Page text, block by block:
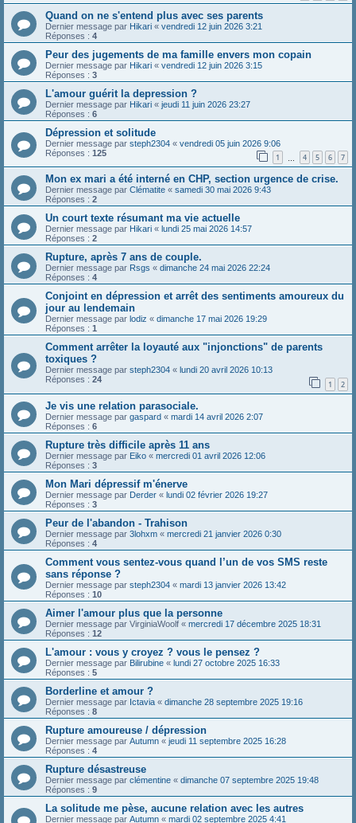
Quand on ne s'entend plus avec ses parents
Dernier message par Hikari « vendredi 12 juin 2026 3:21
Réponses : 4
Peur des jugements de ma famille envers mon copain
Dernier message par Hikari « vendredi 12 juin 2026 3:15
Réponses : 3
L'amour guérit la depression ?
Dernier message par Hikari « jeudi 11 juin 2026 23:27
Réponses : 6
Dépression et solitude
Dernier message par steph2304 « vendredi 05 juin 2026 9:06
Réponses : 125 1 4 5 6 7
Mon ex mari a été interné en CHP, section urgence de crise.
Dernier message par Clématite « samedi 30 mai 2026 9:43
Réponses : 2
Un court texte résumant ma vie actuelle
Dernier message par Hikari « lundi 25 mai 2026 14:57
Réponses : 2
Rupture, après 7 ans de couple.
Dernier message par Rsgs « dimanche 24 mai 2026 22:24
Réponses : 4
Conjoint en dépression et arrêt des sentiments amoureux du
jour au lendemain
Dernier message par lodiz « dimanche 17 mai 2026 19:29
Réponses : 1
Comment arrêter la loyauté aux "injonctions" de parents
toxiques ?
Dernier message par steph2304 « lundi 20 avril 2026 10:13
Réponses : 24 1 2
Je vis une relation parasociale.
Dernier message par gaspard « mardi 14 avril 2026 2:07
Réponses : 6
Rupture très difficile après 11 ans
Dernier message par Eiko « mercredi 01 avril 2026 12:06
Réponses : 3
Mon Mari dépressif m'énerve
Dernier message par Derder « lundi 02 février 2026 19:27
Réponses : 3
Peur de l'abandon - Trahison
Dernier message par 3lohxm « mercredi 21 janvier 2026 0:30
Réponses : 4
Comment vous sentez-vous quand l’un de vos SMS reste
sans réponse ?
Dernier message par steph2304 « mardi 13 janvier 2026 13:42
Réponses : 10
Aimer l'amour plus que la personne
Dernier message par VirginiaWoolf « mercredi 17 décembre 2025 18:31
Réponses : 12
L'amour : vous y croyez ? vous le pensez ?
Dernier message par Bilirubine « lundi 27 octobre 2025 16:33
Réponses : 5
Borderline et amour ?
Dernier message par Ictavia « dimanche 28 septembre 2025 19:16
Réponses : 8
Rupture amoureuse / dépression
Dernier message par Autumn « jeudi 11 septembre 2025 16:28
Réponses : 4
Rupture désastreuse
Dernier message par clémentine « dimanche 07 septembre 2025 19:48
Réponses : 9
La solitude me pèse, aucune relation avec les autres
Dernier message par Autumn « mardi 02 septembre 2025 4:41